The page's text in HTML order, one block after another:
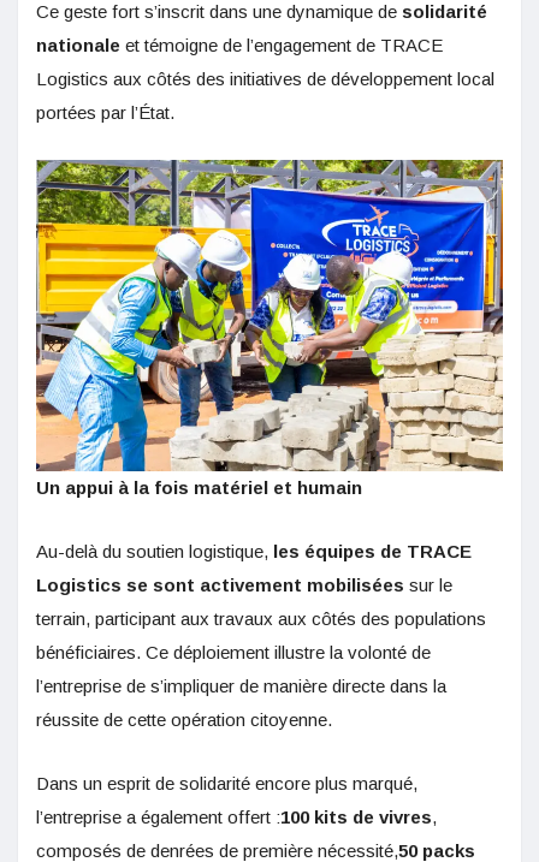
Ce geste fort s’inscrit dans une dynamique de solidarité
nationale et témoigne de l’engagement de TRACE
Logistics aux côtés des initiatives de développement local
portées par l’État.
Un appui à la fois matériel et humain
Au-delà du soutien logistique, les équipes de TRACE
Logistics se sont activement mobilisées sur le
terrain, participant aux travaux aux côtés des populations
bénéficiaires. Ce déploiement illustre la volonté de
l’entreprise de s’impliquer de manière directe dans la
réussite de cette opération citoyenne.
Dans un esprit de solidarité encore plus marqué,
l’entreprise a également offert :100 kits de vivres,
composés de denrées de première nécessité,50 packs